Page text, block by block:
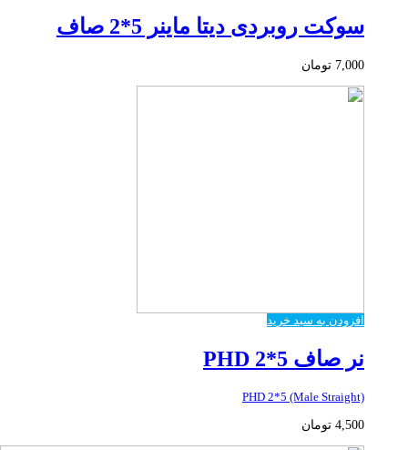
سوکت روبردی دیتا ماینر 5*2 صاف
7,000 تومان
افزودن به سبد خرید
نر صاف PHD 2*5
PHD 2*5 (Male Straight)
4,500 تومان